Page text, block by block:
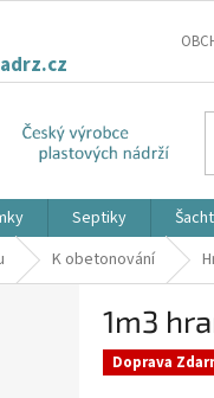
Septiky
K obetonování
1m3
Doprava